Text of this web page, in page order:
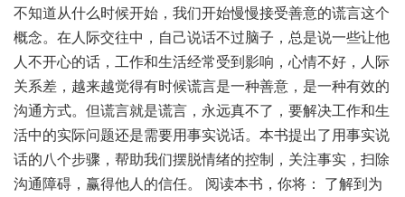
不知道从什么时候开始，我们开始慢慢接受善意的谎言这个
概念。在人际交往中，自己说话不过脑子，总是说一些让他
人不开心的话，工作和生活经常受到影响，心情不好，人际
关系差，越来越觉得有时候谎言是一种善意，是一种有效的
沟通方式。但谎言就是谎言，永远真不了，要解决工作和生
活中的实际问题还是需要用事实说话。本书提出了用事实说
话的八个步骤，帮助我们摆脱情绪的控制，关注事实，扫除
沟通障碍，赢得他人的信任。 阅读本书，你将： 了解到为